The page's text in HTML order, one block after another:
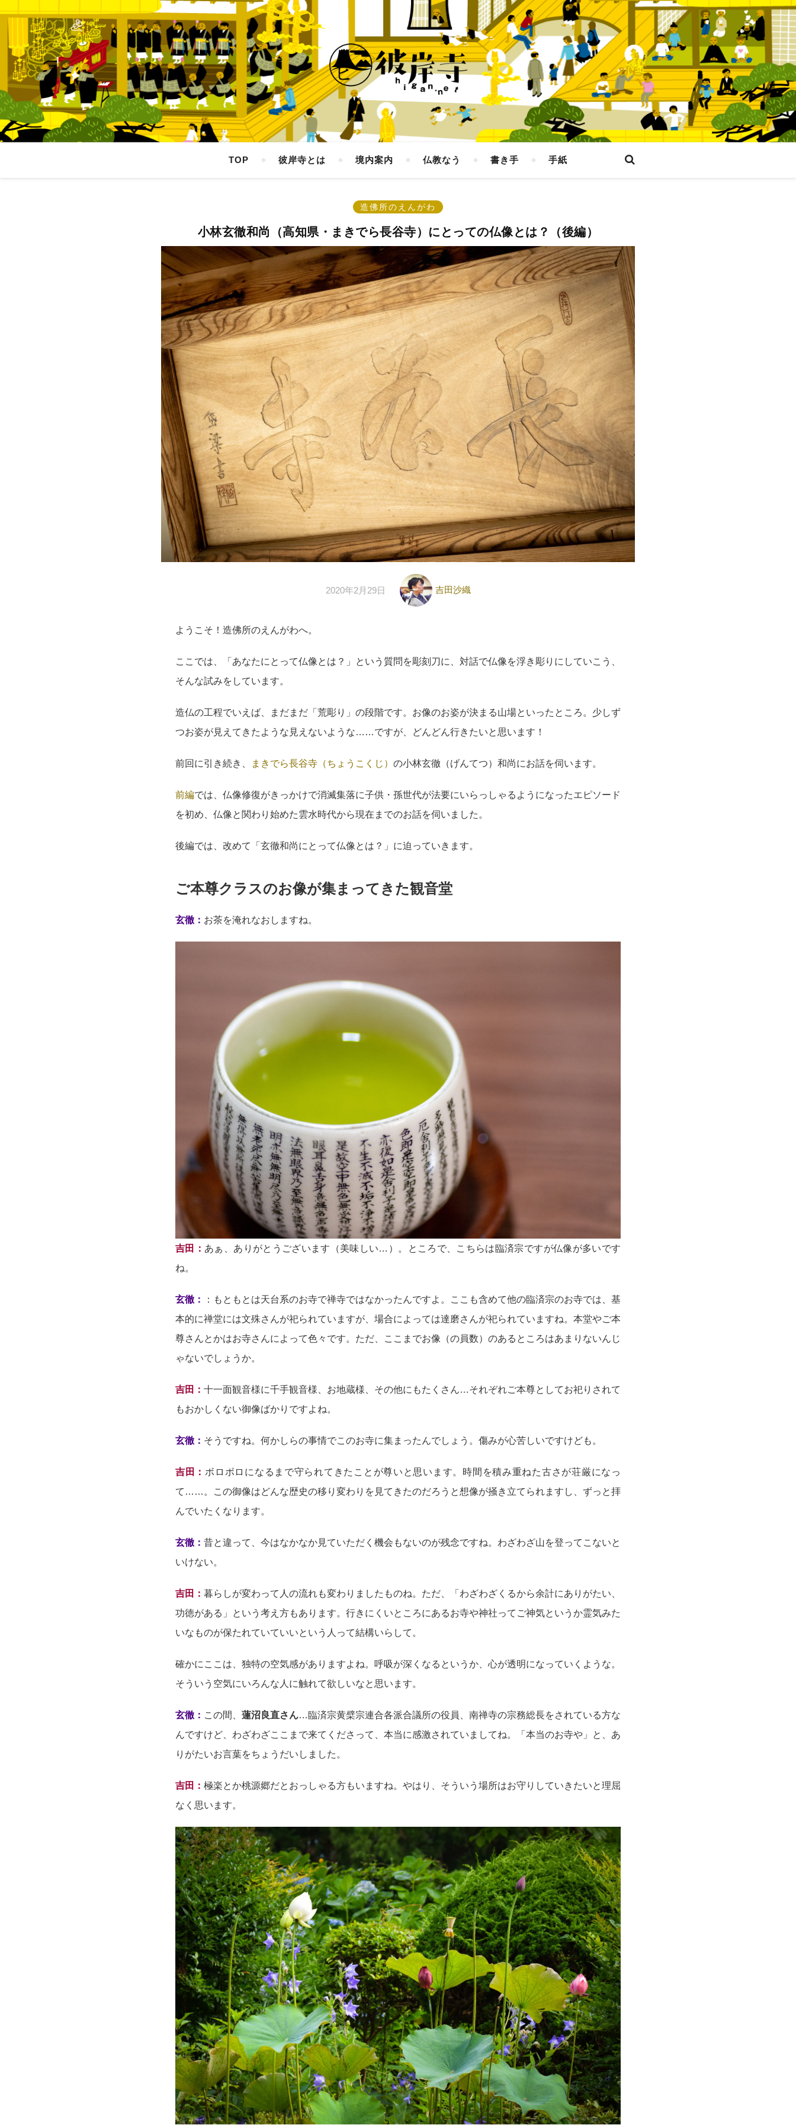
TOP 彼岸寺とは 境内案内 仏教なう 書き手 手紙
造佛所のえんがわ
小林玄徹和尚（高知県・まきでら長谷寺）にとっての仏像とは？（後編）
2020年2月29日 吉田沙織
ようこそ！造佛所のえんがわへ。
ここでは、「あなたにとって仏像とは？」という質問を彫刻刀に、対話で仏像を浮き彫りにしていこう、
そんな試みをしています。
造仏の工程でいえば、まだまだ「荒彫り」の段階です。お像のお姿が決まる山場といったところ。少しず
つお姿が見えてきたような見えないような……ですが、どんどん行きたいと思います！
前回に引き続き、 まきでら長谷寺（ちょうこくじ） の小林玄徹（げんてつ）和尚にお話を伺います。
前編では、仏像修復がきっかけで消滅集落に子供・孫世代が法要にいらっしゃるようになったエピソード
を初め、仏像と関わり始めた雲水時代から現在までのお話を伺いました。
後編では、改めて「玄徹和尚にとって仏像とは？」に迫っていきます。
ご本尊クラスのお像が集まってきた観音堂
玄徹： お茶を淹れなおしますね。
吉田： あぁ、ありがとうございます（美味しい…）。ところで、こちらは臨済宗ですが仏像が多いです
ね。
玄徹：
：もともとは天台系のお寺で禅寺ではなかったんですよ。ここも含めて他の臨済宗のお寺では、基
本的に禅堂には文殊さんが祀られていますが、場合によっては達磨さんが祀られていますね。本堂やご本
尊さんとかはお寺さんによって色々です。ただ、ここまでお像（の員数）のあるところはあまりないんじ
ゃないでしょうか。
吉田： 十一面観音様に千手観音様、お地蔵様、その他にもたくさん…それぞれご本尊としてお祀りされて
もおかしくない御像ばかりですよね。
玄徹： そうですね。何かしらの事情でこのお寺に集まったんでしょう。傷みが心苦しいですけども。
吉田： ボロボロになるまで守られてきたことが尊いと思います。時間を積み重ねた古さが荘厳になっ
て……。この御像はどんな歴史の移り変わりを見てきたのだろうと想像が掻き立てられますし、ずっと拝
んでいたくなります。
玄徹： 昔と違って、今はなかなか見ていただく機会もないのが残念ですね。わざわざ山を登ってこないと
いけない。
吉田： 暮らしが変わって人の流れも変わりましたものね。ただ、「わざわざくるから余計にありがたい、
功徳がある」という考え方もあります。行きにくいところにあるお寺や神社ってご神気というか霊気みた
いなものが保たれていていいという人って結構いらして。
確かにここは、独特の空気感がありますよね。呼吸が深くなるというか、心が透明になっていくような。
そういう空気にいろんな人に触れて欲しいなと思います。
玄徹： この間、 蓮沼良直さん…臨済宗黄檗宗連合各派合議所の役員、南禅寺の宗務総長をされている方な
んですけど、わざわざここまで来てくださって、本当に感激されていましてね。「本当のお寺や」と、あ
りがたいお言葉をちょうだいしました。
吉田： 極楽とか桃源郷だとおっしゃる方もいますね。やはり、そういう場所はお守りしていきたいと理屈
なく思います。